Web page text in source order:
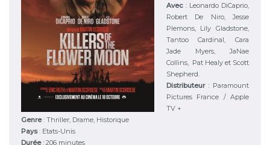
Avec : Leonardo DiCaprio,
Robert De Niro, Jesse
Plemons, Lily Gladstone,
Tantoo Cardinal, Cara
Jade Myers, JaNae
Collins, Pat Healy et Scott
Shepherd.
Distributeur: Paramount
Pictures France / Apple
TV +
Genre: Thriller, Drame, Historique
Pays: Etats-Unis
Durée: 206 minutes